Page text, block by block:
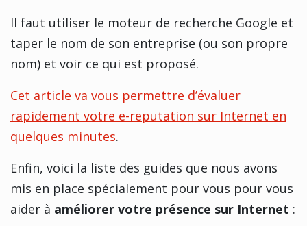
Il faut utiliser le moteur de recherche Google et
taper le nom de son entreprise (ou son propre
nom) et voir ce qui est proposé.
Cet article va vous permettre d’évaluer
rapidement votre e-reputation sur Internet en
quelques minutes.
Enfin, voici la liste des guides que nous avons
mis en place spécialement pour vous pour vous
aider à améliorer votre présence sur Internet :